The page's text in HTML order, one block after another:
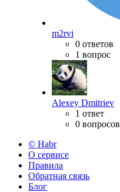
m2rvi
0 ответов
1 вопрос
Alexey Dmitriev
1 ответ
0 вопросов
© Habr
О сервисе
Правила
Обратная связь
Блог